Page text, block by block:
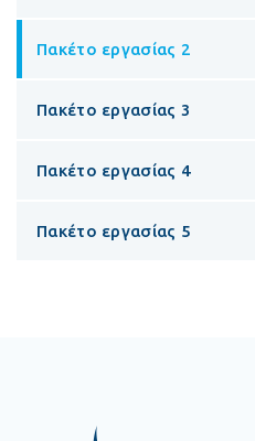
Πακέτο εργασίας 2
Πακέτο εργασίας 3
Πακέτο εργασίας 4
Πακέτο εργασίας 5